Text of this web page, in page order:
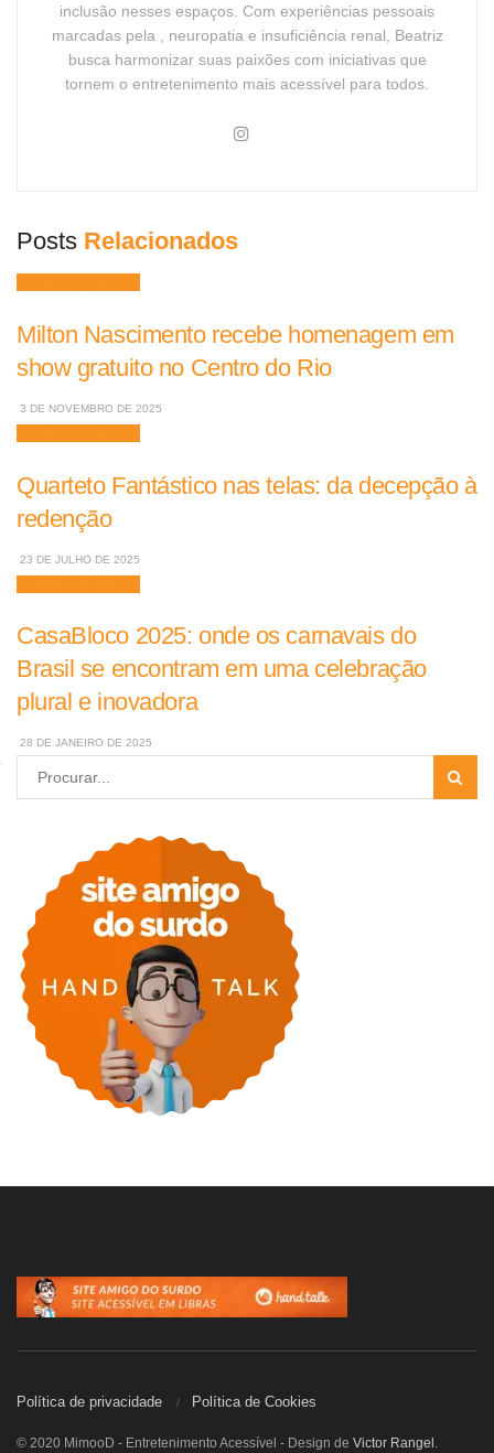
inclusão nesses espaços. Com experiências pessoais
marcadas pela , neuropatia e insuficiência renal, Beatriz
busca harmonizar suas paixões com iniciativas que
tornem o entretenimento mais acessível para todos.
Posts Relacionados
Milton Nascimento recebe homenagem em
show gratuito no Centro do Rio
3 DE NOVEMBRO DE 2025
Quarteto Fantástico nas telas: da decepção à
redenção
23 DE JULHO DE 2025
CasaBloco 2025: onde os carnavais do
Brasil se encontram em uma celebração
plural e inovadora
28 DE JANEIRO DE 2025
Política de privacidade Política de Cookies
© 2020 MimooD - Entretenimento Acessível - Design de Victor Rangel.